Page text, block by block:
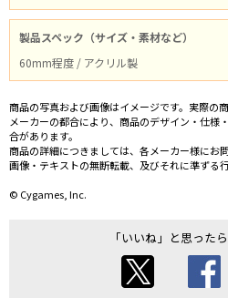
製品スペック（サイズ・素材など）
60mm程度 / アクリル製
商品の写真および画像はイメージです。実際の
メーカーの都合により、商品のデザイン・仕様
合があります。
商品の詳細につきましては、各メーカー様にお
画像・テキストの無断転載、及びそれに準ずる
© Cygames, Inc.
「いいね」と思った